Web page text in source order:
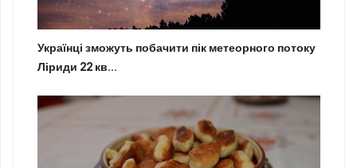
Українці зможуть побачити пік метеорного потоку
Ліриди 22 кв...